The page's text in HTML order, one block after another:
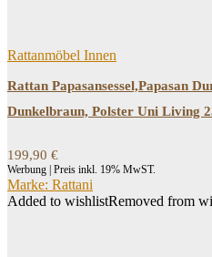
Rattanmöbel Innen
Rattan Papasansessel,Papasan
Dunkelbraun, Polster Uni Living
199,90 €
Werbung | Preis inkl. 19% MwST.
Marke: Rattani
Added to wishlistRemoved from